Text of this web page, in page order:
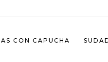
CON CAPUCHA